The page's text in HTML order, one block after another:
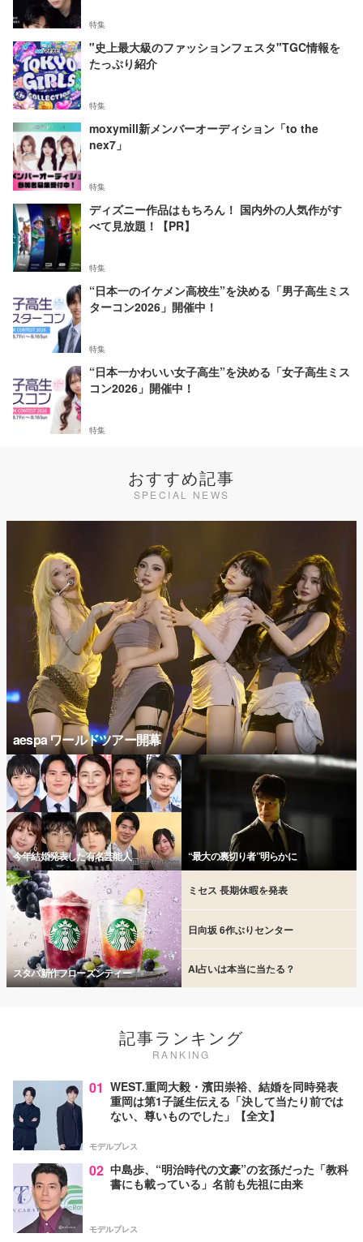
特集
"史上最大級のファッションフェスタ"TGC情報を
たっぷり紹介
特集
moxymill新メンバーオーディション「to the
nex7」
特集
ディズニー作品はもちろん！ 国内外の人気作がす
べて見放題！【PR】
特集
“日本一のイケメン高校生”を決める「男子高生ミス
ターコン2026」開催中！
特集
“日本一かわいい女子高生”を決める「女子高生ミス
コン2026」開催中！
特集
おすすめ記事
SPECIAL NEWS
aespa ワールドツアー開幕
今年結婚発表した有名芸能人 “最大の裏切り者”明らかに
スタバ新作フローズンティー
ミセス 長期休暇を発表
日向坂 6作ぶりセンター
AI占いは本当に当たる？
記事ランキング
RANKING
01 WEST.重岡大毅・濱田崇裕、結婚を同時発表
重岡は第1子誕生伝える「決して当たり前では
ない、尊いものでした」【全文】
モデルプレス
02 中島歩、“明治時代の文豪”の玄孫だった「教科
書にも載っている」名前も先祖に由来
モデルプレス